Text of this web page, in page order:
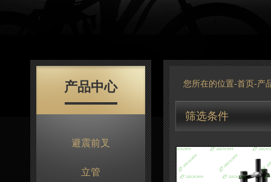
产品中心
避震前叉
立管
您所在的位置-首页 -产
筛选条件